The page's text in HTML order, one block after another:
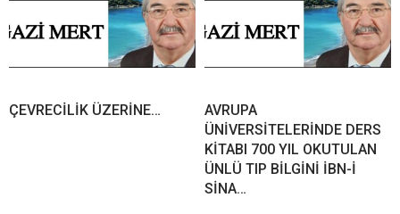
ÇEVRECİLİK ÜZERİNE…
AVRUPA
ÜNİVERSİTELERİNDE DERS
KİTABI 700 YIL OKUTULAN
ÜNLÜ TIP BİLGİNİ İBN-İ
SİNA…